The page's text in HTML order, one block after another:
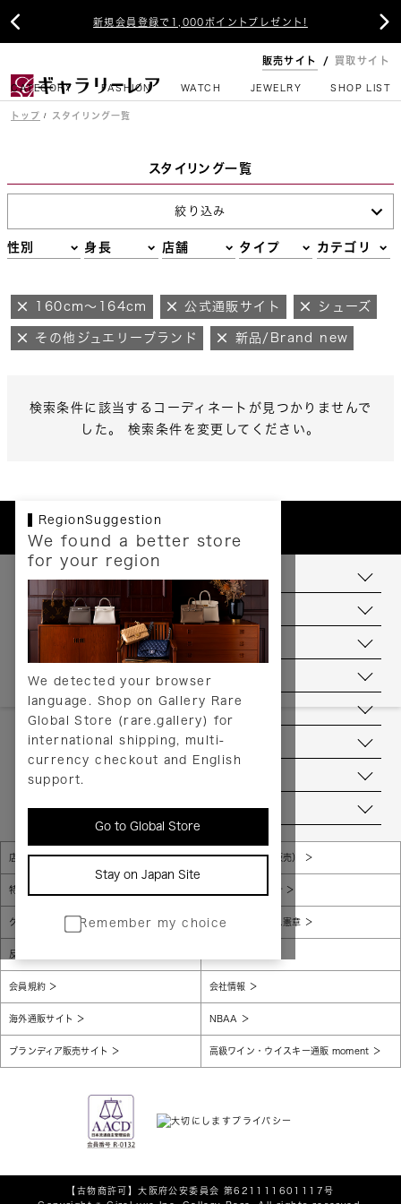
新規会員登録で1,000ポイントプレゼント!
 
販売サイト 買取サイト
CATEGORY FASHION WATCH JEWELRY SHOP LIST
トップ スタイリング一覧
スタイリング一覧
絞り込み
性別 身長 店舗 タイプ カテゴリ
160cm～164cm 公式通販サイト シューズ
その他ジュエリーブランド 新品/Brand new
検索条件に該当するコーディネートが見つかりませんで
した。 検索条件を変更してください。
RegionSuggestion
We found a better store
for your region
We detected your browser
language. Shop on Gallery Rare
Global Store (rare.gallery) for
international shipping, multi-
currency checkout and English
support.
Go to Global Store
Stay on Japan Site
Remember my choice
お支払いについて
配送について
送料について
返品について
ヘルプ
お問い合わせ
当店について
店舗一覧 販売規約（店頭販売）
特定商取引法に基づく表示 個人情報保護方針
グローバルプライバシーポリシー コンプライアンス憲章
反社会的勢力に対する基本方針
会員規約 会社情報
海外通販サイト NBAA
ブランディア販売サイト 高級ワイン・ウイスキー通販 moment
【古物商許可】大阪府公安委員会 第621111601117号